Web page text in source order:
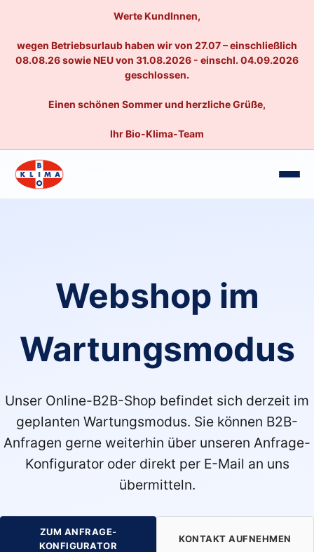
Werte KundInnen,
wegen Betriebsurlaub haben wir von 27.07 – einschließlich
08.08.26 sowie NEU von 31.08.2026 - einschl. 04.09.2026
geschlossen.
Einen schönen Sommer und herzliche Grüße,
Ihr Bio-Klima-Team
Webshop im
Wartungsmodus
Unser Online-B2B-Shop befindet sich derzeit im
geplanten Wartungsmodus. Sie können B2B-
Anfragen gerne weiterhin über unseren Anfrage-
Konfigurator oder direkt per E-Mail an uns
übermitteln.
ZUM ANFRAGE-
KONFIGURATOR
KONTAKT AUFNEHMEN